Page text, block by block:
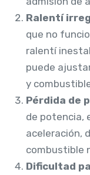
Ralentí
que no
ralentí
puede
y
Pérdida de
de potencia,
aceleración,
combustible
Dificultad